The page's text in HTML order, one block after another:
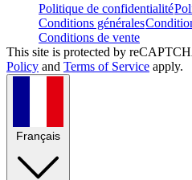
Politique de confidentialité
Conditions générales
Conditions de vente
This site is protected by
Policy and Terms of Service apply.
Français